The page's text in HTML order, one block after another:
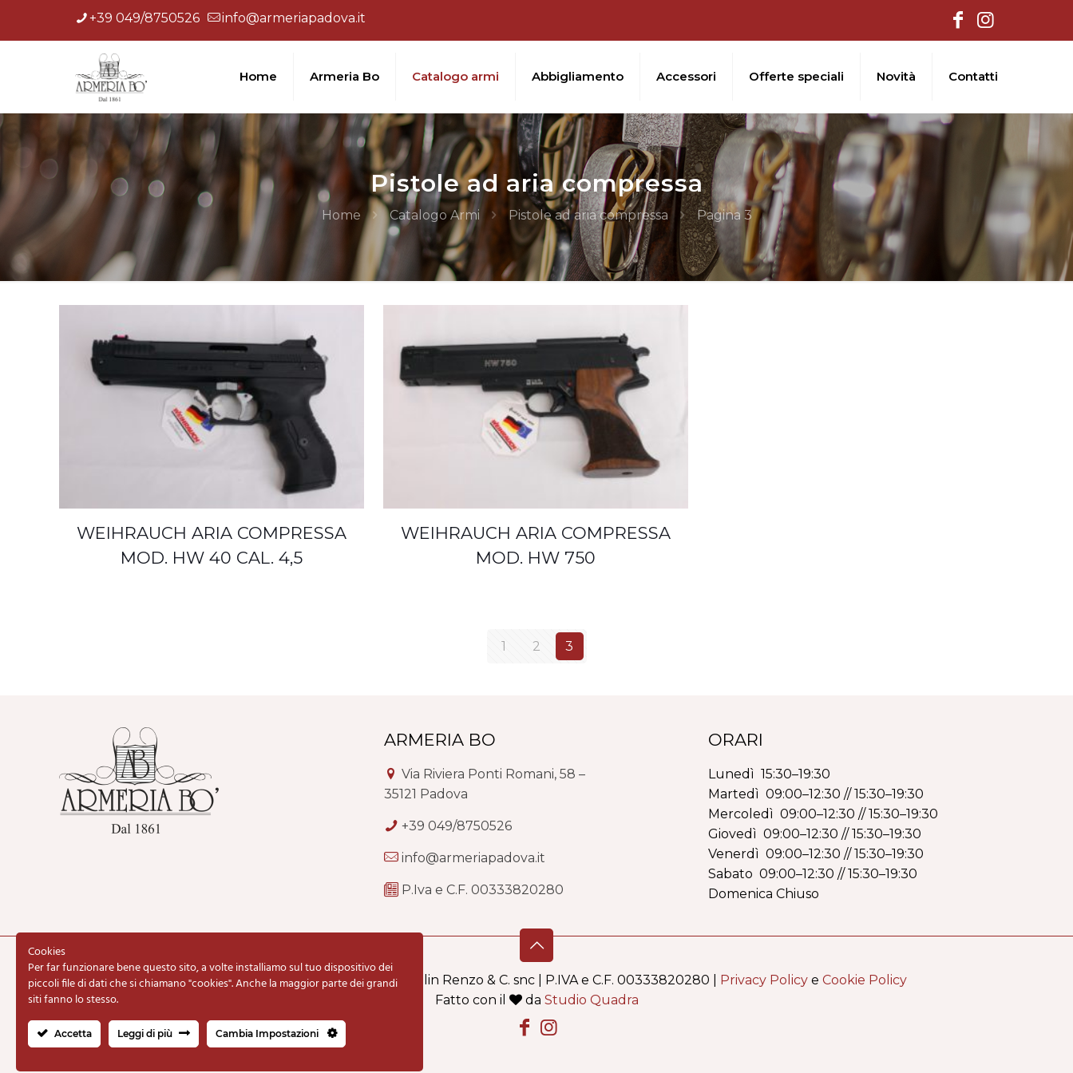
+39 049/8750526 info@armeriapadova.it
Home Armeria Bo Catalogo armi Abbigliamento Accessori Offerte speciali Novità Contatti
Pistole ad aria compressa
Home Catalogo Armi Pistole ad aria compressa Pagina 3
WEIHRAUCH ARIA COMPRESSA
MOD. HW 40 CAL. 4,5
WEIHRAUCH ARIA COMPRESSA
MOD. HW 750
1 2 3
ARMERIA BO
Via Riviera Ponti Romani, 58 –
35121 Padova
+39 049/8750526
info@armeriapadova.it
P.Iva e C.F. 00333820280
ORARI
Lunedì 15:30–19:30
Martedì 09:00–12:30 // 15:30–19:30
Mercoledì 09:00–12:30 // 15:30–19:30
Giovedì 09:00–12:30 // 15:30–19:30
Venerdì 09:00–12:30 // 15:30–19:30
Sabato 09:00–12:30 // 15:30–19:30
Domenica Chiuso
Copyright © 2020 Armeria BO di Schiavolin Renzo & C. snc | P.IVA e C.F. 00333820280 | Privacy Policy e Cookie Policy
Fatto con il
da Studio Quadra
Cookies
Per far funzionare bene questo sito, a volte installiamo sul tuo dispositivo dei
piccoli file di dati che si chiamano "cookies". Anche la maggior parte dei grandi
siti fanno lo stesso.
Accetta Leggi di più Cambia Impostazioni